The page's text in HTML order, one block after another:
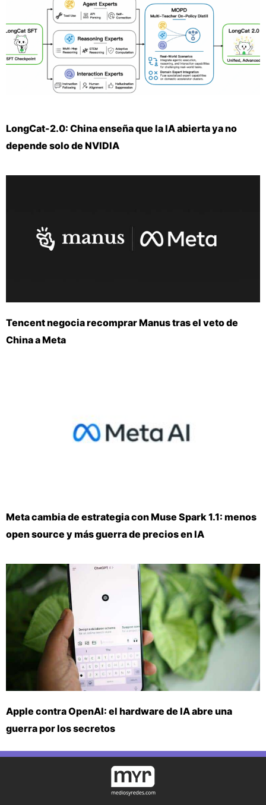
LongCat-2.0: China enseña que la IA abierta ya no
depende solo de NVIDIA
Tencent negocia recomprar Manus tras el veto de
China a Meta
Meta cambia de estrategia con Muse Spark 1.1: menos
open source y más guerra de precios en IA
Apple contra OpenAI: el hardware de IA abre una
guerra por los secretos